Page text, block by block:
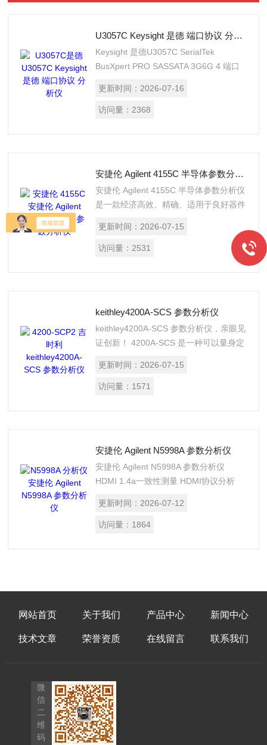
U3057C Keysight 是德 端口协议 分析仪
Keysight 是德U3057C SerialTek
BusXpert PRO SASSATA 3G6G 4 端口
PRO SAS/SATA 分析仪代表着协议分析
仪的演进方向。它可通过加快用户浏览、
更新时间： 2026-07-16
访问量： 2368
安捷伦 Agilent 4155C 半导体参数分析仪
安捷伦 Agilent 4155C 半导体参数分析仪
是一款经济高效、精确、适用于良好器件
更新时间： 2026-07-15
访问量： 2531
keithley4200A-SCS 参数分析仪
keithley4200A-SCS 参数分析仪，亲眼见
证创新！ 4200A-SCS 是一种可以量身定
查看电流电压(I-V)、电容电压(C-V) 和超
快速脉冲式I-V 特性。作为高性能的参数
更新时间： 2026-07-15
访问量： 1571
安捷伦 Agilent N5998A 参数分析仪
安捷伦 Agilent N5998A 参数分析仪
HDMI 1.4a一致性测量 HDMI协议分析
比色法和内容类型支持 色深支持 EDID写
入
更新时间： 2026-07-12
访问量： 1864
网站首页 关于我们 产品中心 新闻中心
技术文章 荣誉资质 在线留言 联系我们
微
信
二
维
码